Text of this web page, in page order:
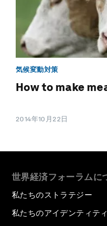
気候変動対策
How to make
2014年10月22日
世界経済フォーラムに
私たちのストラテジー
私たちのアイデンティティ